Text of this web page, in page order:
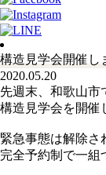
構造見学会開催し
2020.05.20
先週末、和歌山市
構造見学会を開催
緊急事態は解除さ
完全予約制で一組